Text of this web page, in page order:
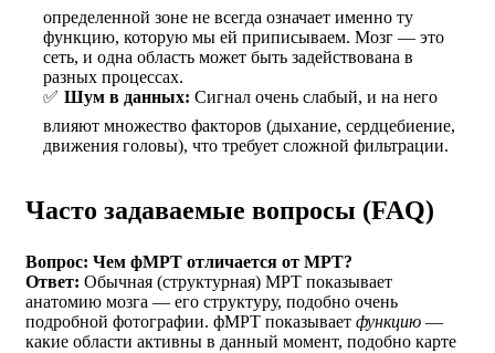
определенной зоне не всегда означает именно ту
функцию, которую мы ей приписываем. Мозг — это
сеть, и одна область может быть задействована в
разных процессах.
Шум в данных: Сигнал очень слабый, и на него
влияют множество факторов (дыхание, сердцебиение,
движения головы), что требует сложной фильтрации.
Часто задаваемые вопросы (FAQ)
Вопрос: Чем фМРТ отличается от МРТ?
Ответ: Обычная (структурная) МРТ показывает
анатомию мозга — его структуру, подобно очень
подробной фотографии. фМРТ показывает функцию —
какие области активны в данный момент, подобно карте